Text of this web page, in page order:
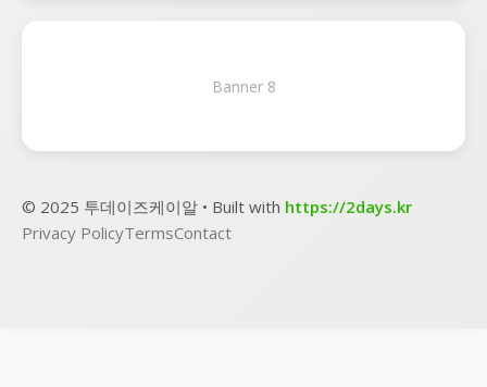
Banner 8
© 2025 투데이즈케이알 • Built with https://2days.kr
Privacy PolicyTermsContact